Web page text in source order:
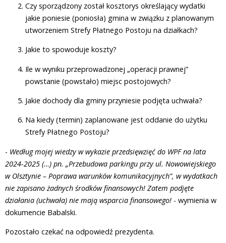
Czy sporządzony został kosztorys określający wydatki
jakie poniesie (poniosła) gmina w związku z planowanym
utworzeniem Strefy Płatnego Postoju na działkach?
Jakie to spowoduje koszty?
Ile w wyniku przeprowadzonej „operacji prawnej”
powstanie (powstało) miejsc postojowych?
Jakie dochody dla gminy przyniesie podjęta uchwała?
Na kiedy (termin) zaplanowane jest oddanie do użytku
Strefy Płatnego Postoju?
- Według mojej wiedzy w wykazie przedsięwzięć do WPF na lata
2024-2025 (…) pn. „Przebudowa parkingu przy ul. Nowowiejskiego
w Olsztynie – Poprawa warunków komunikacyjnych”, w wydatkach
nie zapisano żadnych środków finansowych! Zatem podjęte
działania (uchwała) nie mają wsparcia finansowego! - wymienia w
dokumencie Babalski.
Pozostało czekać na odpowiedź prezydenta.